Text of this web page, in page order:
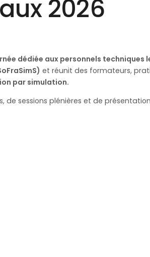
2026
dédiée aux personnels techniques
et réunit des formateurs,
par simulation.
de sessions plénières et de